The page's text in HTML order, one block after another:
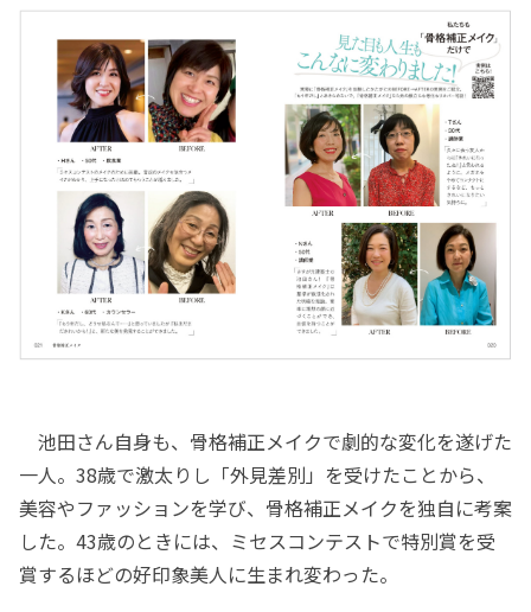
池田さん自身も、骨格補正メイクで劇的な変化を遂げた
一人。38歳で激太りし「外見差別」を受けたことから、
美容やファッションを学び、骨格補正メイクを独自に考案
した。43歳のときには、ミセスコンテストで特別賞を受
賞するほどの好印象美人に生まれ変わった。